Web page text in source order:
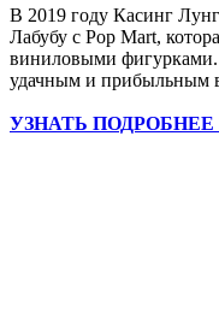
В 2019 году Касинг
Лабубу с Pop Mart,
виниловыми фигурками.
удачным и прибыльным
УЗНАТЬ ПОДРОБНЕЕ